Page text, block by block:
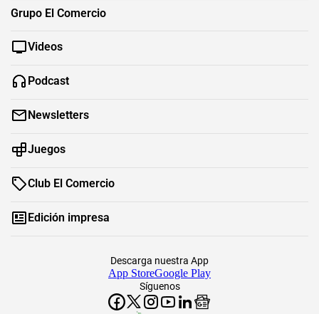
Grupo El Comercio
Videos
Podcast
Newsletters
Juegos
Club El Comercio
Edición impresa
Síguenos
Descarga nuestra App
App StoreGoogle Play